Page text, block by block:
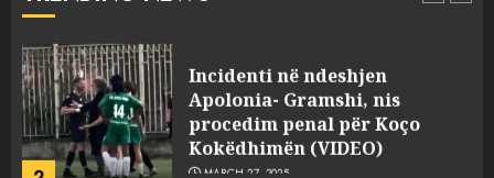
2
Incidenti në ndeshjen
Apolonia- Gramshi, nis
procedim penal për Koço
Kokëdhimën (VIDEO)
MARCH 27, 2025